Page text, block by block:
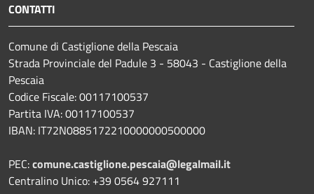
CONTATTI
Comune di Castiglione della Pescaia
Strada Provinciale del Padule 3 - 58043 - Castiglione della
Pescaia
Codice Fiscale: 00117100537
Partita IVA: 00117100537
IBAN: IT72N0885172210000000500000
PEC:comune.castiglione.pescaia@legalmail.it
Centralino Unico: +39 0564 927111